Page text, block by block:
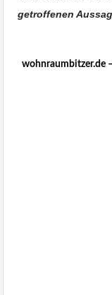
getroffenen
wohnraumbitzer.de